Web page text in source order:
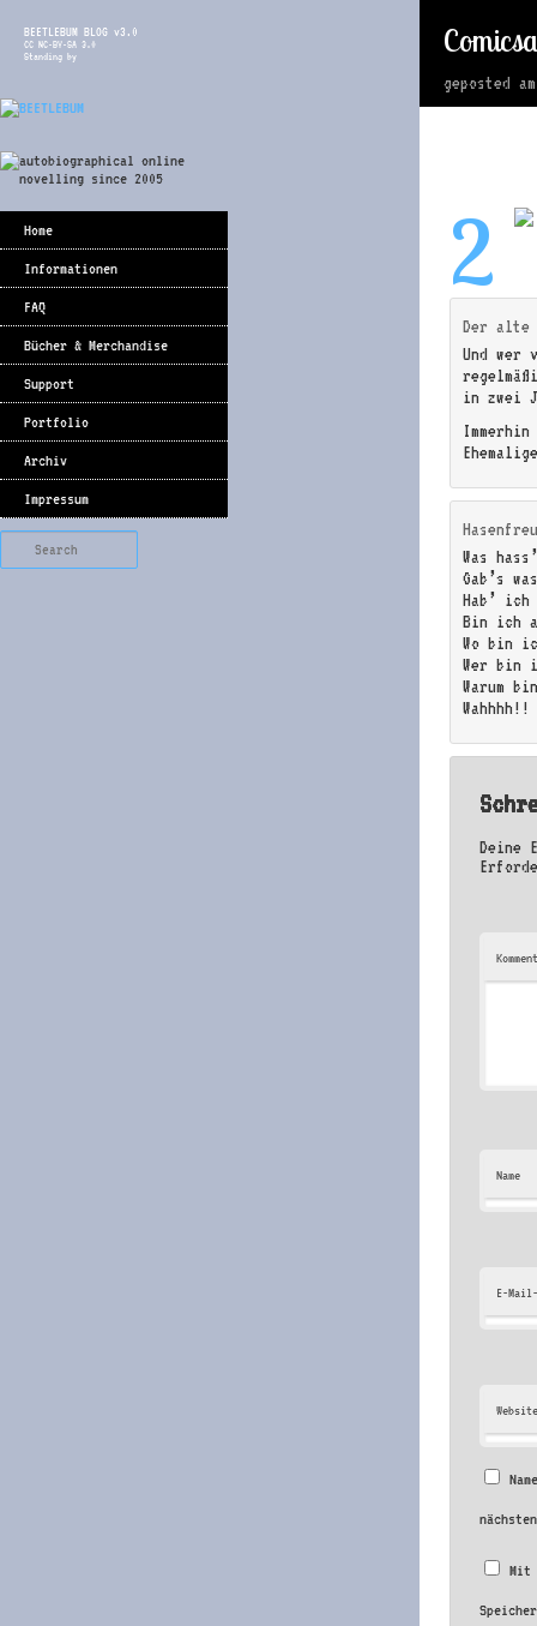
BEETLEBUM BLOG v3.0
CC NC-BY-SA 3.0
Standing by
Home
Informationen
FAQ
Bücher & Merchandise
Support
Portfolio
Archiv
Impressum
geposted
2
Der alte
Und wer
in zwei
Was
Gab’s
Hab’ ich
Bin ich
Wo bin
Wer bin
Warum
Wahhhh!!
Deine
Name
E-
Mit